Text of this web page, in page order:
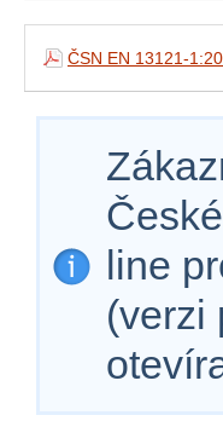
ČSN EN 13121-
line
(verzi